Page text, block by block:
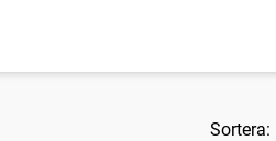
Sortera: